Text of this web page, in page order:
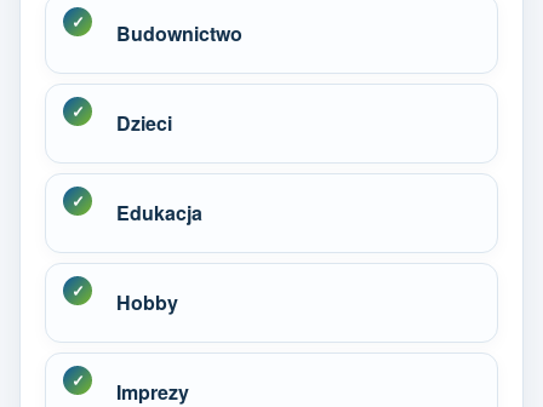
Budownictwo
Dzieci
Edukacja
Hobby
Imprezy